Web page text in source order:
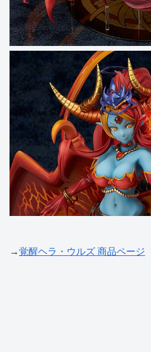
→覚醒ヘラ・ウルズ 商品ページ